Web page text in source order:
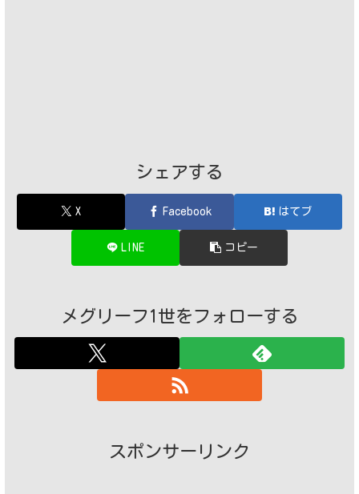
シェアする
X Facebook はてブ
LINE コピー
メグリーフ1世をフォローする
スポンサーリンク